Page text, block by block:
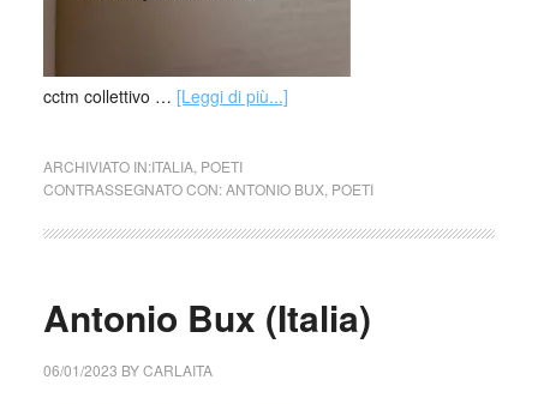
cctm collettivo … [Leggi di più...]
ARCHIVIATO IN:ITALIA, POETI
CONTRASSEGNATO CON:ANTONIO BUX, POETI
Antonio Bux (Italia)
06/01/2023 BYCARLAITA